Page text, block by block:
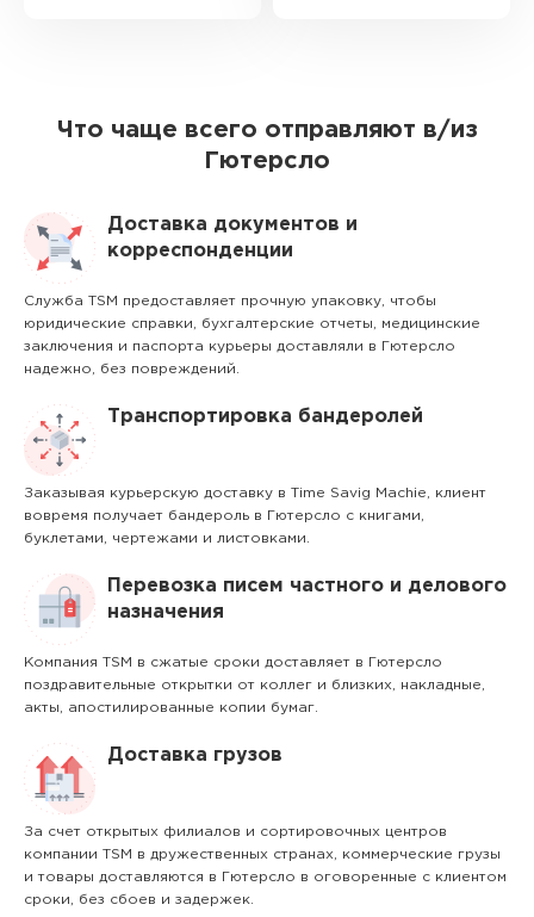
Что чаще всего отправляют в/из
Гютерсло
Доставка документов и
корреспонденции
Служба TSM предоставляет прочную упаковку, чтобы
юридические справки, бухгалтерские отчеты, медицинские
заключения и паспорта курьеры доставляли в Гютерсло
надежно, без повреждений.
Транспортировка бандеролей
Заказывая курьерскую доставку в Time Savig Machie, клиент
вовремя получает бандероль в Гютерсло с книгами,
буклетами, чертежами и листовками.
Перевозка писем частного и делового
назначения
Компания TSM в сжатые сроки доставляет в Гютерсло
поздравительные открытки от коллег и близких, накладные,
акты, апостилированные копии бумаг.
Доставка грузов
За счет открытых филиалов и сортировочных центров
компании TSM в дружественных странах, коммерческие грузы
и товары доставляются в Гютерсло в оговоренные с клиентом
сроки, без сбоев и задержек.